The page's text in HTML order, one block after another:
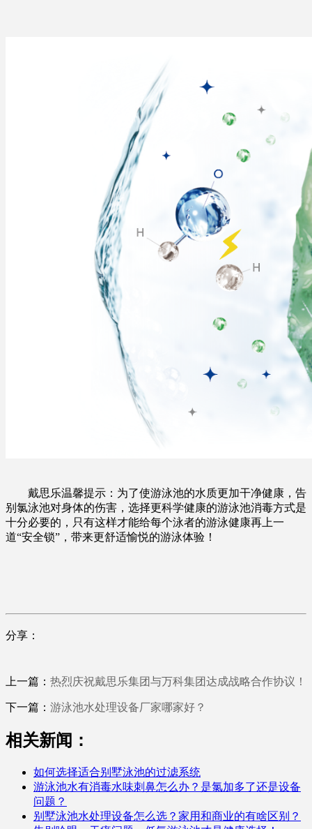
戴思乐温馨提示：为了使游泳池的水质更加干净健康，告
别氯泳池对身体的伤害，选择更科学健康的游泳池消毒方式是
十分必要的，只有这样才能给每个泳者的游泳健康再上一
道“安全锁”，带来更舒适愉悦的游泳体验！
分享：
上一篇： 热烈庆祝戴思乐集团与万科集团达成战略合作协议！
下一篇： 游泳池水处理设备厂家哪家好？
相关新闻：
如何选择适合别墅泳池的过滤系统
游泳池水有消毒水味刺鼻怎么办？是氯加多了还是设备
问题？
别墅泳池水处理设备怎么选？家用和商业的有啥区别？